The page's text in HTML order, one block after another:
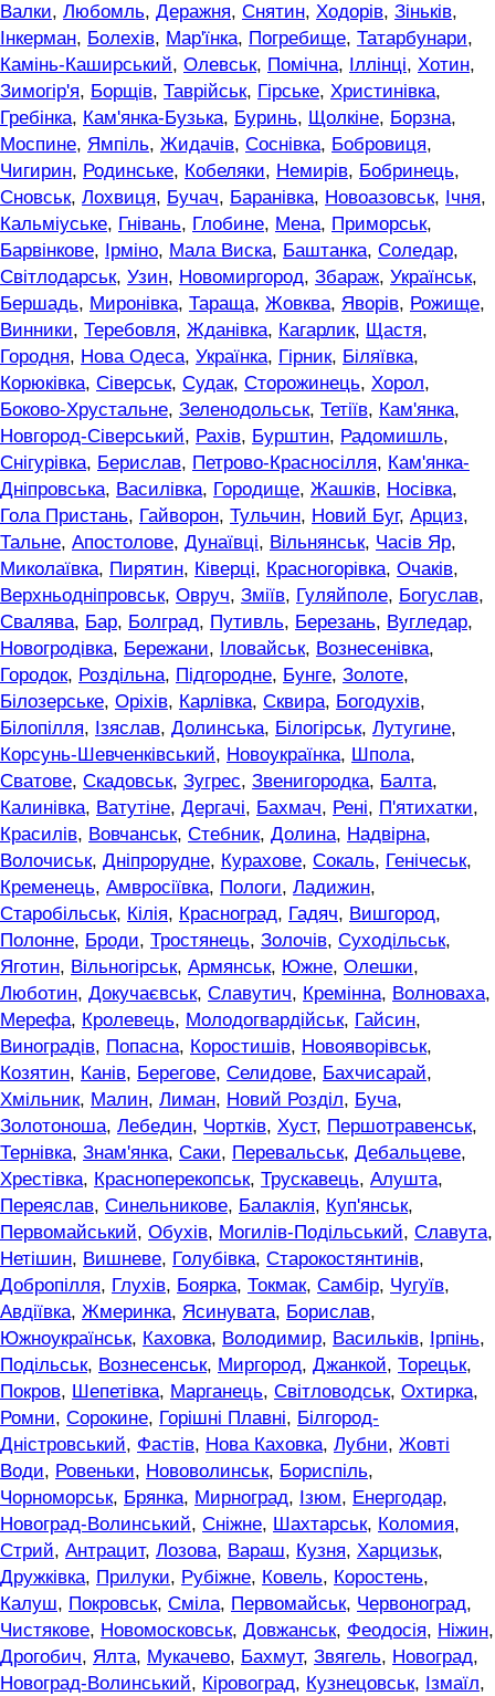
Валки, Любомль, Деражня, Снятин, Ходорів, Зіньків,
Інкерман, Болехів, Мар'їнка, Погребище, Татарбунари,
Камінь-Каширський, Олевськ, Помічна, Іллінці, Хотин,
Зимогір'я, Борщів, Таврійськ, Гірське, Христинівка,
Гребінка, Кам'янка-Бузька, Буринь, Щолкіне, Борзна,
Моспине, Ямпіль, Жидачів, Соснівка, Бобровиця,
Чигирин, Родинське, Кобеляки, Немирів, Бобринець,
Сновськ, Лохвиця, Бучач, Баранівка, Новоазовськ, Ічня,
Кальміуське, Гнівань, Глобине, Мена, Приморськ,
Барвінкове, Ірміно, Мала Виска, Баштанка, Соледар,
Світлодарськ, Узин, Новомиргород, Збараж, Українськ,
Бершадь, Миронівка, Тараща, Жовква, Яворів, Рожище,
Винники, Теребовля, Жданівка, Кагарлик, Щастя,
Городня, Нова Одеса, Українка, Гірник, Біляївка,
Корюківка, Сіверськ, Судак, Сторожинець, Хорол,
Боково-Хрустальне, Зеленодольськ, Тетіїв, Кам'янка,
Новгород-Сіверський, Рахів, Бурштин, Радомишль,
Снігурівка, Берислав, Петрово-Красносілля, Кам'янка-
Дніпровська, Василівка, Городище, Жашків, Носівка,
Гола Пристань, Гайворон, Тульчин, Новий Буг, Арциз,
Тальне, Апостолове, Дунаївці, Вільнянськ, Часів Яр,
Миколаївка, Пирятин, Ківерці, Красногорівка, Очаків,
Верхньодніпровськ, Овруч, Зміїв, Гуляйполе, Богуслав,
Свалява, Бар, Болград, Путивль, Березань, Вугледар,
Новогродівка, Бережани, Іловайськ, Вознесенівка,
Городок, Роздільна, Підгородне, Бунге, Золоте,
Білозерське, Оріхів, Карлівка, Сквира, Богодухів,
Білопілля, Ізяслав, Долинська, Білогірськ, Лутугине,
Корсунь-Шевченківський, Новоукраїнка, Шпола,
Сватове, Скадовськ, Зугрес, Звенигородка, Балта,
Калинівка, Ватутіне, Дергачі, Бахмач, Рені, П'ятихатки,
Красилів, Вовчанськ, Стебник, Долина, Надвірна,
Волочиськ, Дніпрорудне, Курахове, Сокаль, Генічеськ,
Кременець, Амвросіївка, Пологи, Ладижин,
Старобільськ, Кілія, Красноград, Гадяч, Вишгород,
Полонне, Броди, Тростянець, Золочів, Суходільськ,
Яготин, Вільногірськ, Армянськ, Южне, Олешки,
Люботин, Докучаєвськ, Славутич, Кремінна, Волноваха,
Мерефа, Кролевець, Молодогвардійськ, Гайсин,
Виноградів, Попасна, Коростишів, Новояворівськ,
Козятин, Канів, Берегове, Селидове, Бахчисарай,
Хмільник, Малин, Лиман, Новий Розділ, Буча,
Золотоноша, Лебедин, Чортків, Хуст, Першотравенськ,
Тернівка, Знам'янка, Саки, Перевальськ, Дебальцеве,
Хрестівка, Красноперекопськ, Трускавець, Алушта,
Переяслав, Синельникове, Балаклія, Куп'янськ,
Первомайський, Обухів, Могилів-Подільський, Славута,
Нетішин, Вишневе, Голубівка, Старокостянтинів,
Добропілля, Глухів, Боярка, Токмак, Самбір, Чугуїв,
Авдіївка, Жмеринка, Ясинувата, Борислав,
Южноукраїнськ, Каховка, Володимир, Васильків, Ірпінь,
Подільськ, Вознесенськ, Миргород, Джанкой, Торецьк,
Покров, Шепетівка, Марганець, Світловодськ, Охтирка,
Ромни, Сорокине, Горішні Плавні, Білгород-
Дністровський, Фастів, Нова Каховка, Лубни, Жовті
Води, Ровеньки, Нововолинськ, Бориспіль,
Чорноморськ, Брянка, Мирноград, Ізюм, Енергодар,
Новоград-Волинський, Сніжне, Шахтарськ, Коломия,
Стрий, Антрацит, Лозова, Вараш, Кузня, Харцизьк,
Дружківка, Прилуки, Рубіжне, Ковель, Коростень,
Калуш, Покровськ, Сміла, Первомайськ, Червоноград,
Чистякове, Новомосковськ, Довжанськ, Феодосія, Ніжин,
Дрогобич, Ялта, Мукачево, Бахмут, Звягель, Новоград,
Новоград-Волинський, Кіровоград, Кузнецовськ, Ізмаїл,